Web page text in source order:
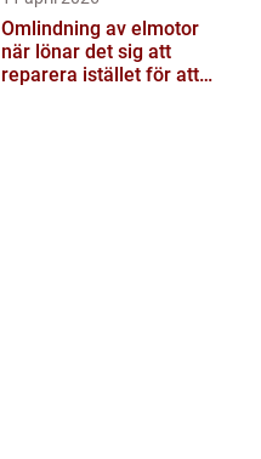
Omlindning av elmotor
när lönar det sig att
reparera istället för att